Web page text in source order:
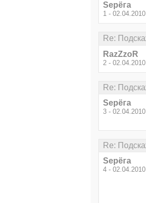
Sерёга
1 -
Re:
RazZzoR
2 -
Re:
Sерёга
3 -
Re:
Sерёга
4 -